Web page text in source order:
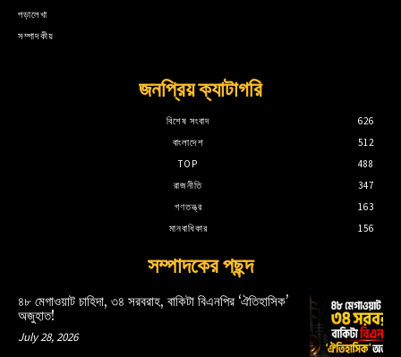
পড়ালেখা
সম্পাদকীয়
জনপ্রিয় ক্যাটাগরি
বিশেষ সংবাদ
626
বাংলাদেশ
512
TOP
488
রাজনীতি
347
গণতন্ত্র
163
মানবাধিকার
156
সম্পাদকের পছন্দ
৪৮ মেগাওয়াট চাহিদা, ৩৪ সরবরাহ, বাকিটা বিএনপির ‘ঐতিহাসিক’
অজুহাত!
July 28, 2026